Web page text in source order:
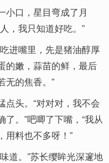
小口，星目弯成了月
，我只知道好吃。”
进嘴里，先是猪油醇厚
的嫩，蒜苗的鲜，最后
无的焦香。”
点头。“对对对，我不会
。”吧唧了下嘴，“我从
用料也不多呀！”
道。”苏长缨眸光深邃地